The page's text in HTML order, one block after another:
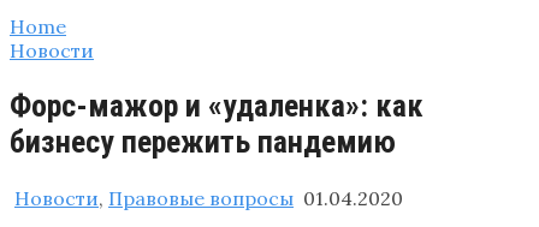
Home
Новости
Форс-мажор и «удаленка»: как
бизнесу пережить пандемию
Новости, Правовые вопросы 01.04.2020